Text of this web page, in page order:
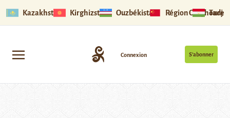
Kazakhstan Kirghizstan Ouzbékistan Région Ouïghoure
S’abonner
Connexion